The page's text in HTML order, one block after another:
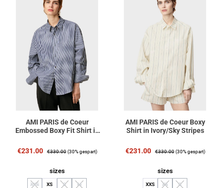
AMI PARIS de Coeur
Embossed Boxy Fit Shirt in
Verkaufspreis:
€231.00 Regulärer Preis:
€330.00 (30% gespart)
sizesauswählen
XXS XS S M
AMI PARIS de Coeur Boxy
Shirt in Ivory/Sky Stripes
Verkaufspreis:
€231.00 Regulärer Preis:
€330.00 (30% gespart)
sizesauswählen
XXS XS S